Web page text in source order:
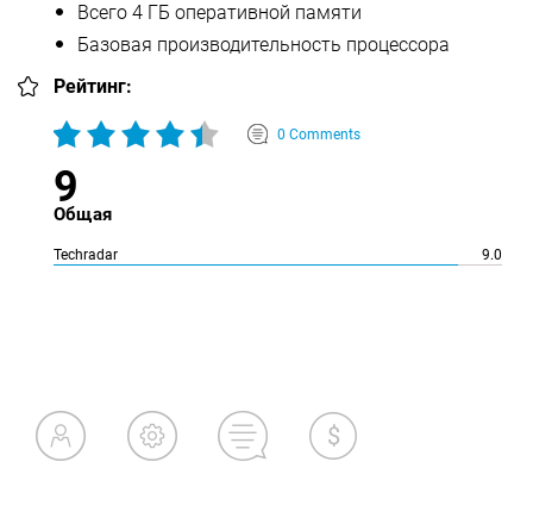
Всего 4 ГБ оперативной памяти
Базовая производительность процессора
Рейтинг:
0 Comments
9
Общая
Techradar 9.0